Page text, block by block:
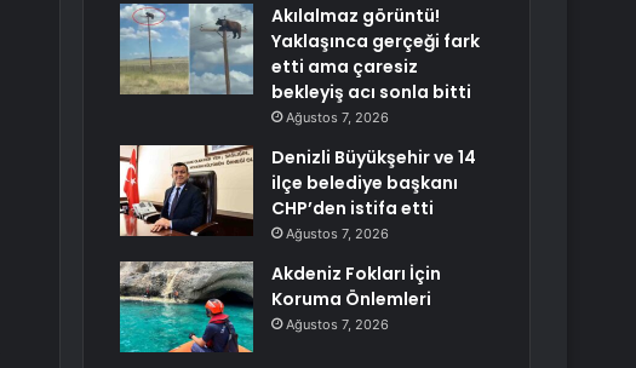
Akılalmaz görüntü!
Yaklaşınca gerçeği fark
etti ama çaresiz
bekleyiş acı sonla bitti
Ağustos 7, 2026
Denizli Büyükşehir ve 14
ilçe belediye başkanı
CHP’den istifa etti
Ağustos 7, 2026
Akdeniz Fokları İçin
Koruma Önlemleri
Ağustos 7, 2026